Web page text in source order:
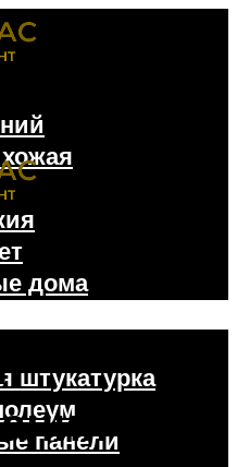
дома
штукатурка
панели